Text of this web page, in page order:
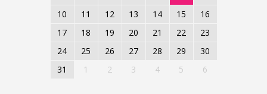
10
11 12 13 14 15
16
17
18 19 20 21 22
23
24
25 26 27 28 29
30
31
1 2 3 4 5 6